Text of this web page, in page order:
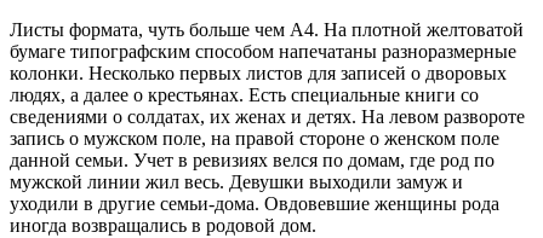
Листы формата, чуть больше чем А4. На плотной желтоватой
бумаге типографским способом напечатаны разноразмерные
колонки. Несколько первых листов для записей о дворовых
людях, а далее о крестьянах. Есть специальные книги со
сведениями о солдатах, их женах и детях. На левом развороте
запись о мужском поле, на правой стороне о женском поле
данной семьи. Учет в ревизиях велся по домам, где род по
мужской линии жил весь. Девушки выходили замуж и
уходили в другие семьи-дома. Овдовевшие женщины рода
иногда возвращались в родовой дом.